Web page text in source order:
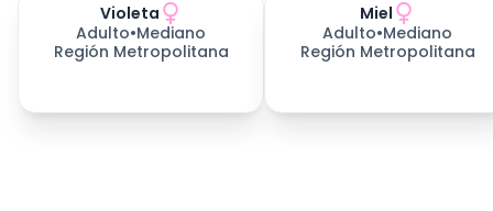
Violeta
Adulto•Mediano
Región Metropolitana
Miel
Adulto•Mediano
Región Metropolitana